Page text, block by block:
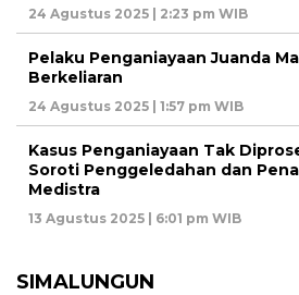
24 Agustus 2025 | 2:23 pm WIB
Pelaku Penganiayaan Juanda
Berkeliaran
24 Agustus 2025 | 1:57 pm WIB
Kasus Penganiayaan Tak
Soroti Penggeledahan dan
Medistra
13 Agustus 2025 | 6:01 pm WIB
SIMALUNGUN